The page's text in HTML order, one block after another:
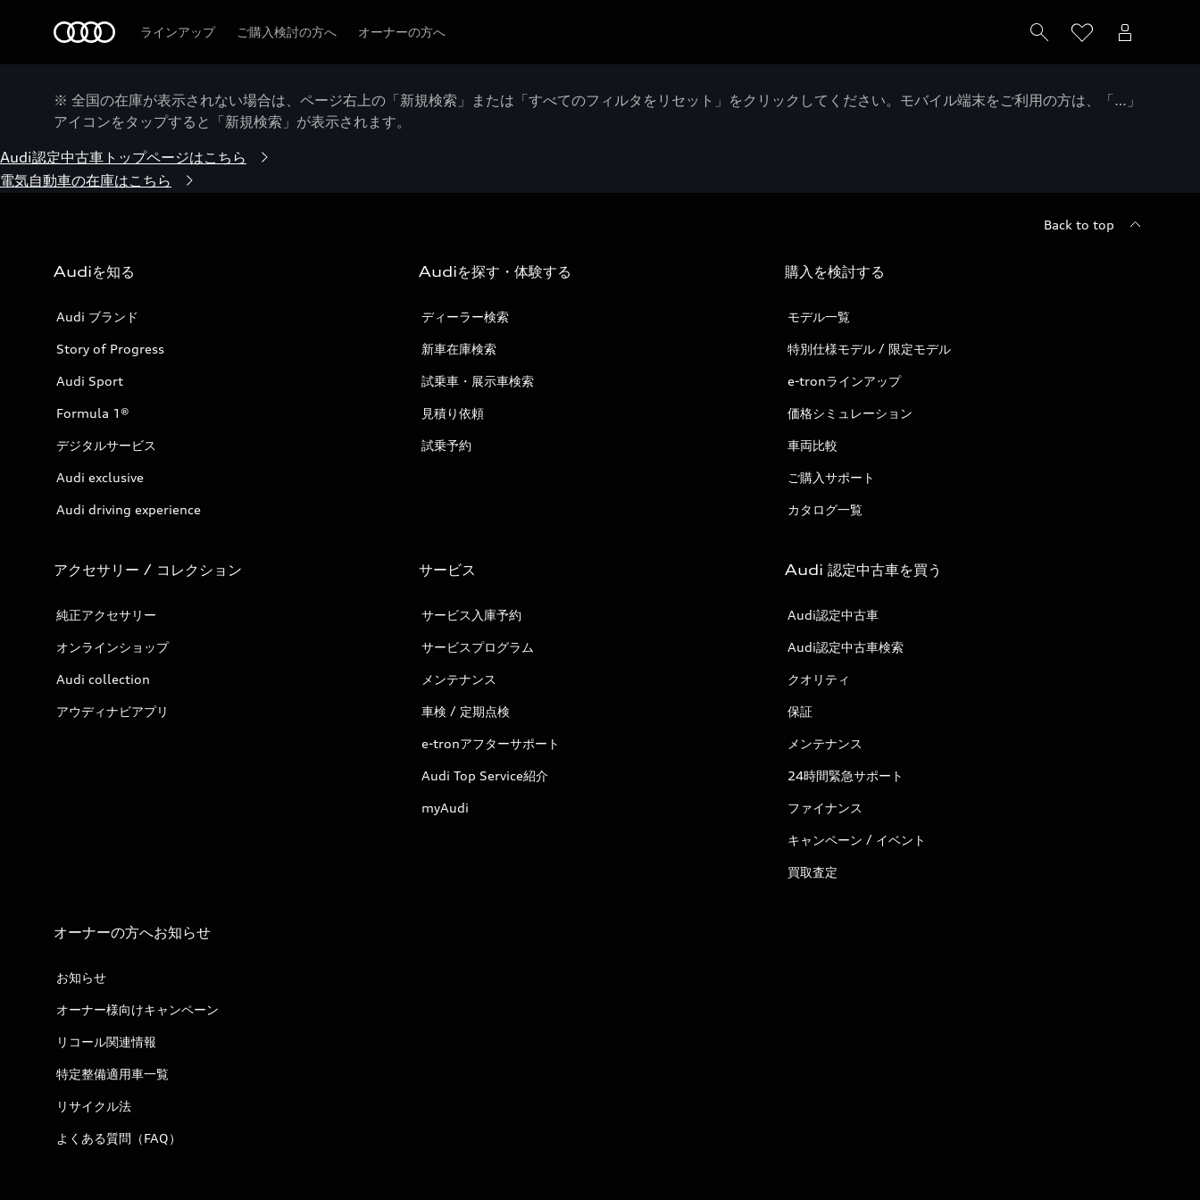
ラインアップ ご購入検討の方へ オーナーの方へ
※ 全国の在庫が表示されない場合は、ページ右上の「新規検索」または「すべてのフィルタをリセット」をクリックしてください。モバイル端末をご利用の方は、「…」
アイコンをタップすると「新規検索」が表示されます。
Audi認定中古車トップページはこちら
電気自動車の在庫はこちら
Back to top
Audiを知る
Audi ブランド
Story of Progress
Audi Sport
Formula 1®
デジタルサービス
Audi exclusive
Audi driving experience
Audiを探す・体験する
ディーラー検索
新車在庫検索
試乗車・展示車検索
見積り依頼
試乗予約
購入を検討する
モデル一覧
特別仕様モデル / 限定モデル
e-tronラインアップ
価格シミュレーション
車両比較
ご購入サポート
カタログ一覧
アクセサリー / コレクション
純正アクセサリー
オンラインショップ
Audi collection
アウディナビアプリ
サービス
サービス入庫予約
サービスプログラム
メンテナンス
車検 / 定期点検
e-tronアフターサポート
Audi Top Service紹介
myAudi
Audi 認定中古車を買う
Audi認定中古車
Audi認定中古車検索
クオリティ
保証
メンテナンス
24時間緊急サポート
ファイナンス
キャンペーン / イベント
買取査定
オーナーの方へお知らせ
お知らせ
オーナー様向けキャンペーン
リコール関連情報
特定整備適用車一覧
リサイクル法
よくある質問（FAQ）